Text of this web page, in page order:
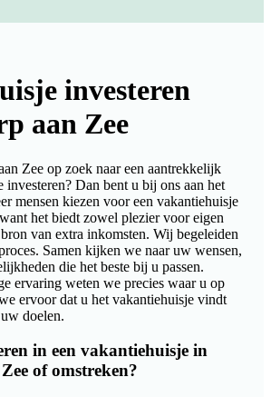
investeren
aan Zee
Zee op zoek naar een aantrekkelijk
investeren? Dan bent u bij ons aan het
mensen kiezen voor een vakantiehuisje
het biedt zowel plezier voor eigen
van extra inkomsten. Wij begeleiden
Samen kijken we naar uw wensen,
die het beste bij u passen.
ervaring weten we precies waar u op
ervoor dat u het vakantiehuisje vindt
doelen.
in een vakantiehuisje in
of omstreken?